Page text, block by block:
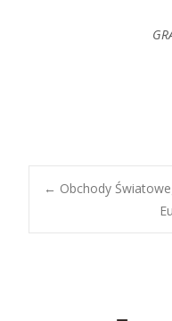
Post
← Obchody